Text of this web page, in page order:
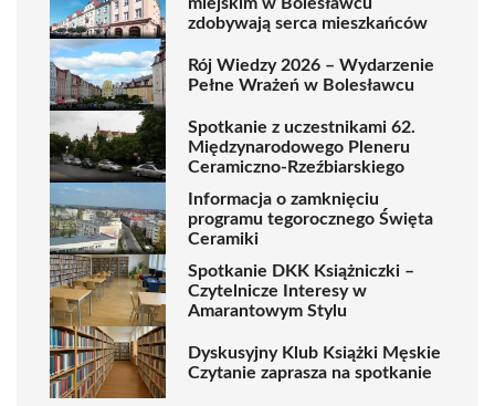
zdobywają serca mieszkańców
Rój Wiedzy 2026 – Wydarzenie
Pełne Wrażeń w Bolesławcu
Spotkanie z uczestnikami 62.
Międzynarodowego Pleneru
Ceramiczno-Rzeźbiarskiego
Informacja o zamknięciu
programu tegorocznego Święta
Ceramiki
Spotkanie DKK Książniczki –
Czytelnicze Interesy w
Amarantowym Stylu
Dyskusyjny Klub Książki Męskie
Czytanie zaprasza na spotkanie